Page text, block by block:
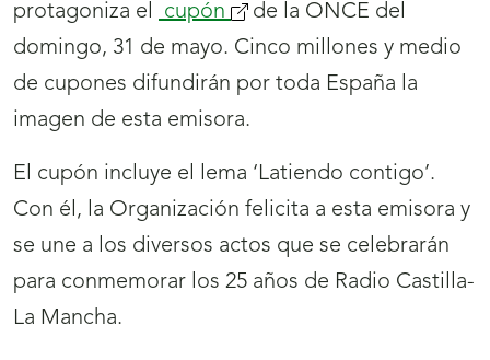
protagoniza el
cupón
de la ONCE del
domingo, 31 de mayo. Cinco millones y medio
de cupones difundirán por toda España la
imagen de esta emisora.
El cupón incluye el lema ‘Latiendo contigo’.
Con él, la Organización felicita a esta emisora y
se une a los diversos actos que se celebrarán
para conmemorar los 25 años de Radio Castilla-
La Mancha.